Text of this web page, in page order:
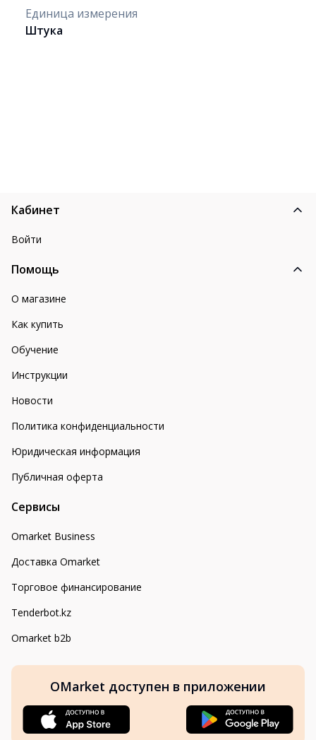
Единица измерения
Штука
Кабинет
Войти
Помощь
О магазине
Как купить
Обучение
Инструкции
Новости
Политика конфиденциальности
Юридическая информация
Публичная оферта
Сервисы
Omarket Business
Доставка Omarket
Торговое финансирование
Tenderbot.kz
Omarket b2b
OMarket доступен в приложении